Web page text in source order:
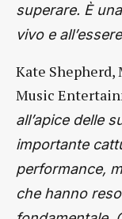
superare. È
vivo e
Kate
Music
all’apice delle
importante
performance,
che hanno